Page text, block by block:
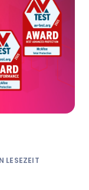
LESEZEIT